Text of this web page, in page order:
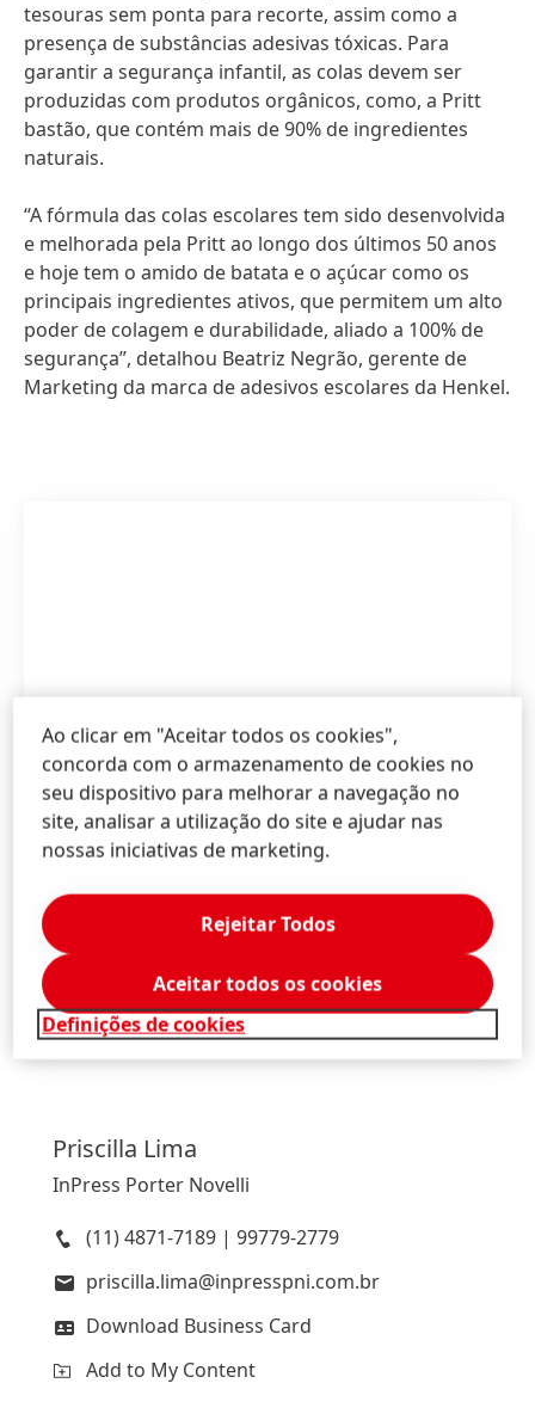
tesouras sem ponta para recorte, assim como a
presença de substâncias adesivas tóxicas. Para
garantir a segurança infantil, as colas devem ser
produzidas com produtos orgânicos, como, a Pritt
bastão, que contém mais de 90% de ingredientes
naturais.
“A fórmula das colas escolares tem sido desenvolvida
e melhorada pela Pritt ao longo dos últimos 50 anos
e hoje tem o amido de batata e o açúcar como os
principais ingredientes ativos, que permitem um alto
poder de colagem e durabilidade, aliado a 100% de
segurança”, detalhou Beatriz Negrão, gerente de
Marketing da marca de adesivos escolares da Henkel.
Add to My Content
Priscilla Lima
InPress Porter Novelli
(11) 4871-7189 | 99779-2779
priscilla.lima@inpresspni.com.br
Download Business Card
Add to My Content
Ao clicar em "Aceitar todos os cookies",
concorda com o armazenamento de cookies no
seu dispositivo para melhorar a navegação no
site, analisar a utilização do site e ajudar nas
nossas iniciativas de marketing.
Definições de cookies
Rejeitar Todos
Aceitar todos os cookies